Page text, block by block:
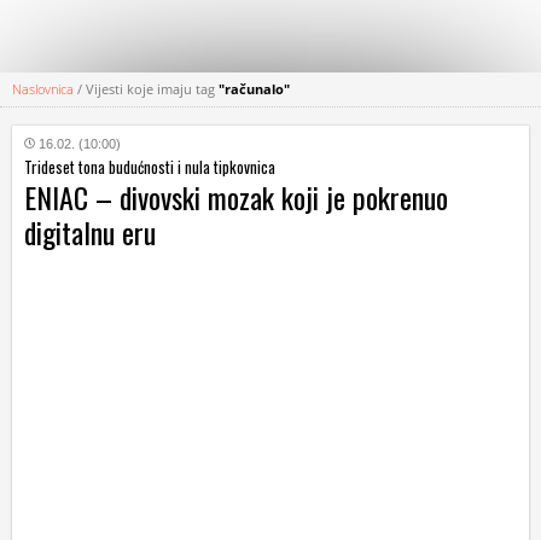
KATEGORIJE
HRVATSKI
WEB
Naslovnica / Vijesti koje imaju tag "računalo"
16.02. (10:00)
Trideset tona budućnosti i nula tipkovnica
ENIAC – divovski mozak koji je pokrenuo
digitalnu eru